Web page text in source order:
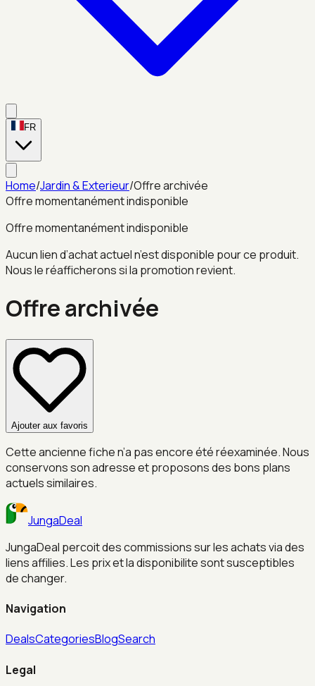
FR
Home/Jardin & Exterieur/Offre archivée
Offre momentanément indisponible
Offre momentanément indisponible
Aucun lien d’achat actuel n’est disponible pour ce produit.
Nous le réafficherons si la promotion revient.
Offre archivée
Ajouter aux favoris
Cette ancienne fiche n’a pas encore été réexaminée. Nous
conservons son adresse et proposons des bons plans
actuels similaires.
JungaDeal
JungaDeal percoit des commissions sur les achats via des
liens affilies. Les prix et la disponibilite sont susceptibles
de changer.
Navigation
DealsCategoriesBlogSearch
Legal